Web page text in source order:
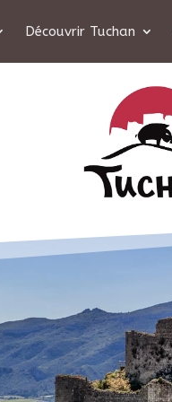
Découvrir Tuchan